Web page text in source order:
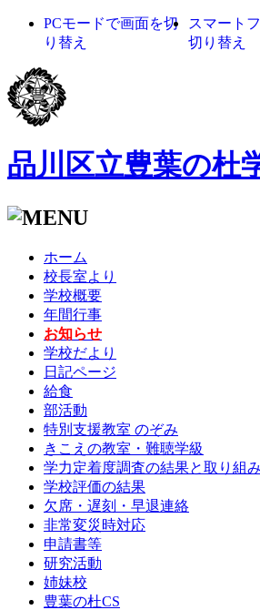
PCモードで画面を切
り替え
スマート
切り替え
品川区立豊葉の杜
ホーム
校長室より
学校概要
年間行事
お知らせ
学校だより
日記ページ
給食
部活動
特別支援教室 のぞみ
きこえの教室・難聴学級
学力定着度調査の結果と取り組み
学校評価の結果
欠席・遅刻・早退連絡
非常変災時対応
申請書等
研究活動
姉妹校
豊葉の杜CS